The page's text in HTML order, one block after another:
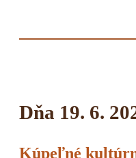
Dňa 19. 6.
Kúpeľné